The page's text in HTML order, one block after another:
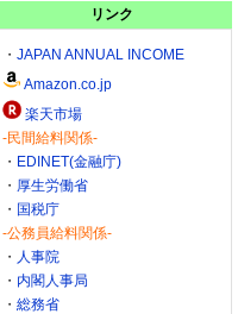
リンク
・ JAPAN ANNUAL INCOME
Amazon.co.jp
楽天市場
-民間給料関係-
・ EDINET(金融庁)
・ 厚生労働省
・ 国税庁
-公務員給料関係-
・ 人事院
・ 内閣人事局
・ 総務省